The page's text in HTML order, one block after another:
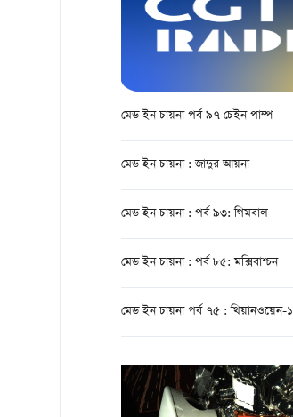
মেড ইন চায়না পর্ব ৯৭ চেইন পাম্প
মেড ইন চায়না : জাদুর আয়না
মেড ইন চায়না : পর্ব ৯৩: গিমবাল
মেড ইন চায়না : পর্ব ৮৫: মক্সিবাশ্চন
মেড ইন চায়না পর্ব ৭৫ : থিয়ানওয়েন-১